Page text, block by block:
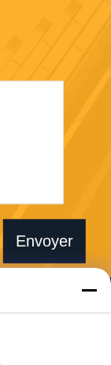
Envoyer